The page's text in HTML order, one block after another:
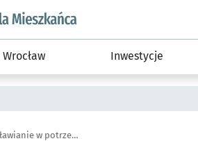
wroclaw.pl podserwis: Dla mieszkańca
Inwestycje
Nikt nie zostanie bez pomocy. Na kogo mogą liczyć wrocławianie w potrzebie?